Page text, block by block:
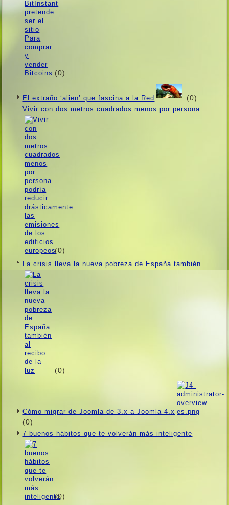
(0)
El extraño ‘alien’ que fascina a la Red (0)
Vivir con dos metros cuadrados menos por persona…
(0)
La crisis lleva la nueva pobreza de España también…
(0)
Cómo migrar de Joomla de 3.x a Joomla 4.x
(0)
7 buenos hábitos que te volverán más inteligente
(0)